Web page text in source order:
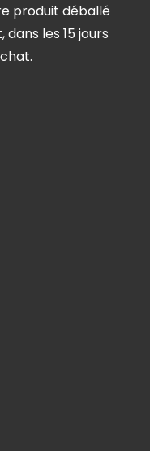
produit déballé
les 15 jours